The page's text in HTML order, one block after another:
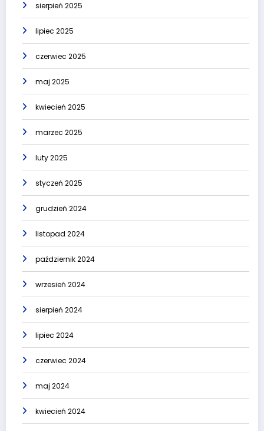
sierpień 2025
lipiec 2025
czerwiec 2025
maj 2025
kwiecień 2025
marzec 2025
luty 2025
styczeń 2025
grudzień 2024
listopad 2024
październik 2024
wrzesień 2024
sierpień 2024
lipiec 2024
czerwiec 2024
maj 2024
kwiecień 2024